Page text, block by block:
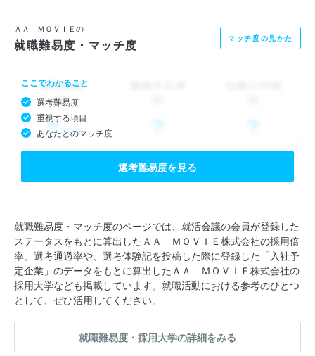
ＡＡ ＭＯＶＩＥの
就職難易度・マッチ度 マッチ度の見かた
ここでわかること
選考難易度
重視する項目
あなたとのマッチ度
選考難易度を見る
就職難易度・マッチ度のページでは、就活会議の会員が登録した
ステータスをもとに算出したＡＡ ＭＯＶＩＥ株式会社の採用倍
率、選考通過率や、選考体験記を投稿した際に登録した「入社予
定企業」のデータをもとに算出したＡＡ ＭＯＶＩＥ株式会社の
採用大学なども掲載しています。就職活動における参考のひとつ
として、ぜひ活用してください。
就職難易度・採用大学の詳細をみる